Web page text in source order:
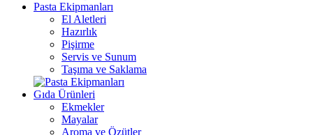
Pasta Ekipmanları
El Aletleri
Hazırlık
Pişirme
Servis ve Sunum
Taşıma ve Saklama
Gıda Ürünleri
Ekmekler
Mayalar
Aroma ve Özütler